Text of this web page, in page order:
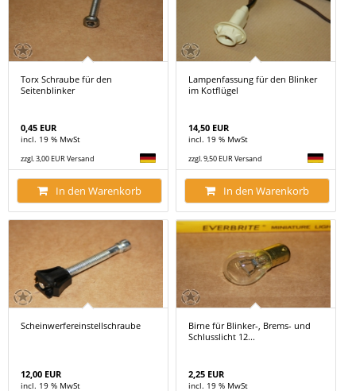
Torx Schraube für den
Seitenblinker
0,45 EUR
incl. 19 % MwSt
zzgl. 3,00 EUR Versand
In den Warenkorb
Lampenfassung für den Blinker
im Kotflügel
14,50 EUR
incl. 19 % MwSt
zzgl. 9,50 EUR Versand
In den Warenkorb
Scheinwerfereinstellschraube
12,00 EUR
incl. 19 % MwSt
Birne für Blinker-, Brems- und
Schlusslicht 12...
2,25 EUR
incl. 19 % MwSt